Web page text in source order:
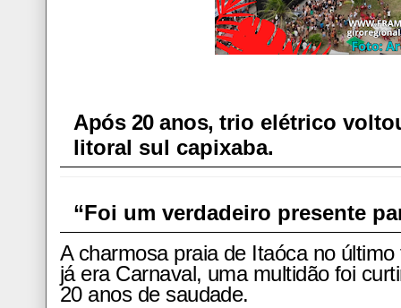
Após 20 anos,trio elétrico
litoral sul capixaba.
“Foi um verdadeiro presente
A charmosa praia de Itaóca no
já era Carnaval, uma multidão foi
20 anos de saudade.